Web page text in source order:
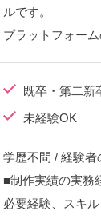
ルです。
プラットフォー
既卒・第二新
未経験OK
学歴不問 / 経験者
■制作実績の実務
必要経験、スキ